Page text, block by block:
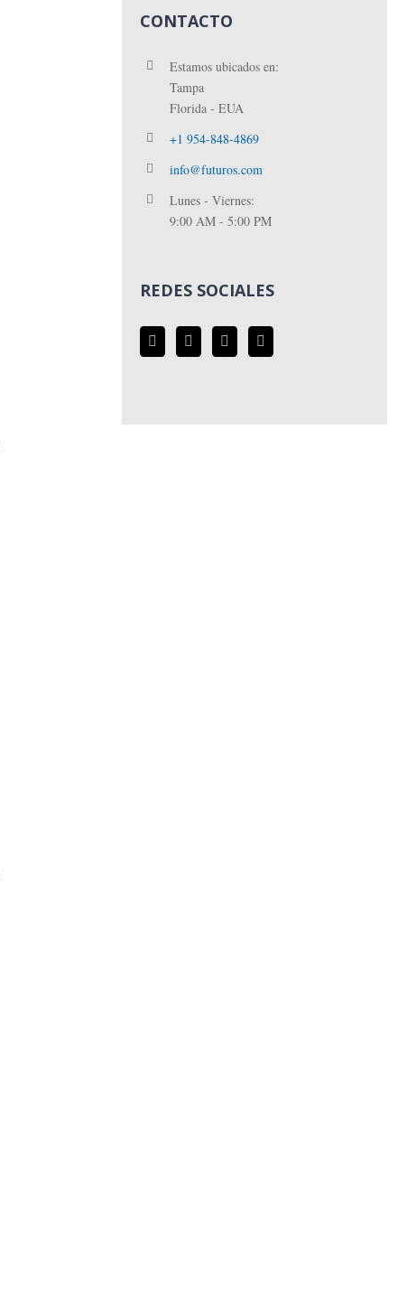
CONTACTO
Estamos ubicados en:
Tampa
Florida - EUA
+1 954-848-4869
info@futuros.com
Lunes - Viernes:
9:00 AM - 5:00 PM
REDES SOCIALES